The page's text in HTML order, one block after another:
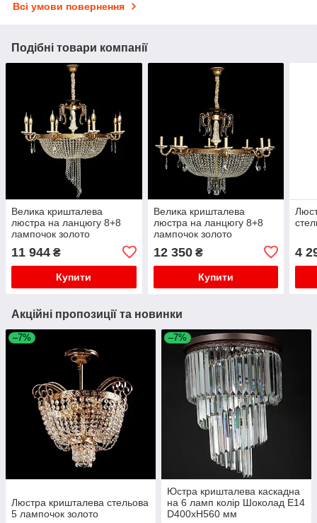
Всі умови повернення
Подібні товари компанії
Велика кришталева
люстра на ланцюгу 8+8
лампочок золото
11 944 ₴
Купити
Велика кришталева
люстра на ланцюгу 8+8
лампочок золото
12 350₴
Купити
4
Акційні пропозиції та новинки
–7%
Люстра кришталева стельова
5 лампочок золото
–7%
Юстра кришталева каскадна
на 6 ламп колір Шоколад E14
D400хH560 мм